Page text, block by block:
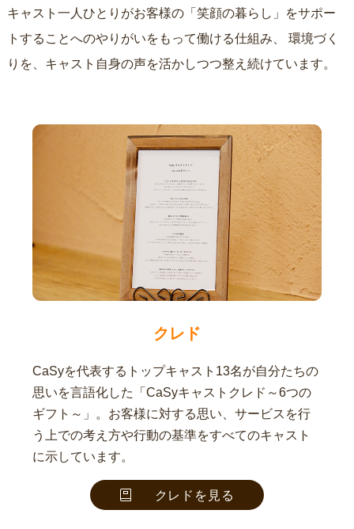
キャスト一人ひとりがお客様の「笑顔の暮らし」をサポー
トすることへのやりがいをもって働ける仕組み、
りを、キャスト自身の声を活かしつつ整え続けています。
クレド
CaSyを代表するトップキャスト13名が自分たちの
思いを言語化した「CaSyキャストクレド～6つの
ギフト～」。お客様に対する思い、サービスを行
う上での考え方や行動の基準をすべてのキャスト
に示しています。
クレドを見る